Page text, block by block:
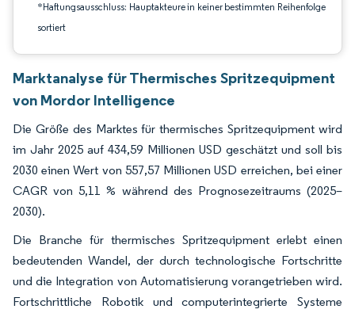
*Haftungsausschluss: Hauptakteure in keiner bestimmten Reihenfolge
sortiert
Marktanalyse für Thermisches Spritzequipment
von Mordor Intelligence
Die Größe des Marktes für thermisches Spritzequipment wird
im Jahr 2025 auf 434,59 Millionen USD geschätzt und soll bis
2030 einen Wert von 557,57 Millionen USD erreichen, bei einer
CAGR von 5,11 % während des Prognosezeitraums (2025–
2030).
Die Branche für thermisches Spritzequipment erlebt einen
bedeutenden Wandel, der durch technologische Fortschritte
und die Integration von Automatisierung vorangetrieben wird.
Fortschrittliche Robotik und computerintegrierte Systeme